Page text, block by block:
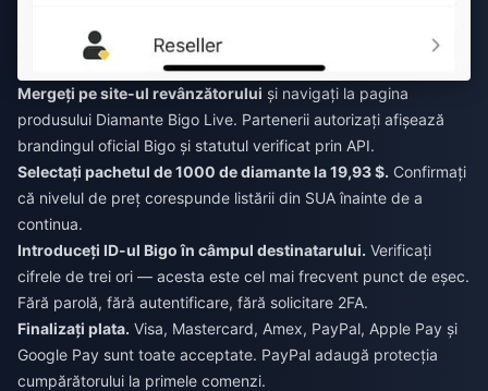
Mergeți pe site-ul revânzătorului și navigați la pagina
produsului Diamante Bigo Live. Partenerii autorizați afișează
brandingul oficial Bigo și statutul verificat prin API.
Selectați pachetul de 1000 de diamante la 19,93 $. Confirmați
că nivelul de preț corespunde listării din SUA înainte de a
continua.
Introduceți ID-ul Bigo în câmpul destinatarului. Verificați
cifrele de trei ori — acesta este cel mai frecvent punct de eșec.
Fără parolă, fără autentificare, fără solicitare 2FA.
Finalizați plata. Visa, Mastercard, Amex, PayPal, Apple Pay și
Google Pay sunt toate acceptate. PayPal adaugă protecția
cumpărătorului la primele comenzi.